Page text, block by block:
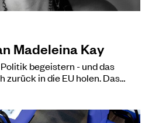
Madeleina Kay
begeistern - und das
zurück in die EU holen. Das…